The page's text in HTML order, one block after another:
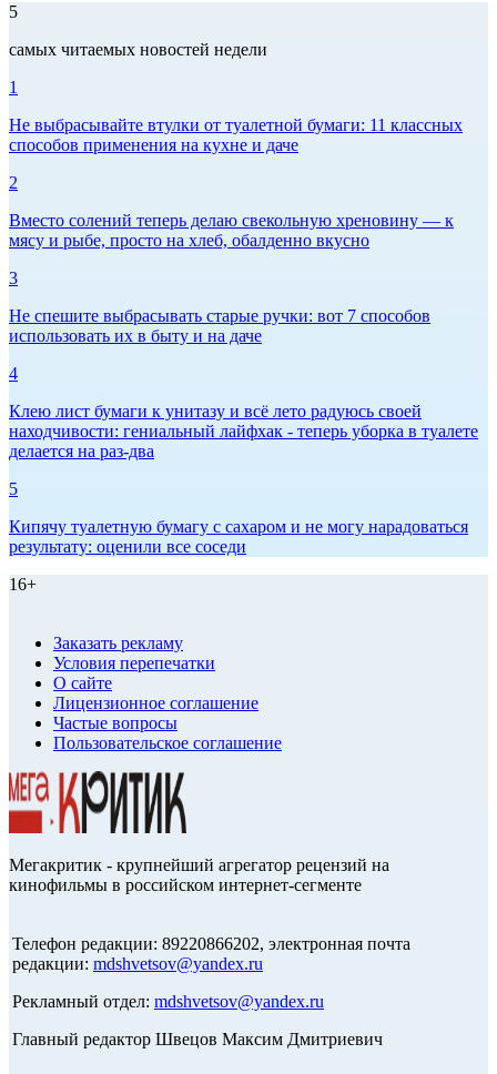
5
самых читаемых новостей недели
1
Не выбрасывайте втулки от туалетной бумаги: 11 классных
способов применения на кухне и даче
2
Вместо солений теперь делаю свекольную хреновину — к
мясу и рыбе, просто на хлеб, обалденно вкусно
3
Не спешите выбрасывать старые ручки: вот 7 способов
использовать их в быту и на даче
4
Клею лист бумаги к унитазу и всё лето радуюсь своей
находчивости: гениальный лайфхак - теперь уборка в туалете
делается на раз-два
5
Кипячу туалетную бумагу с сахаром и не могу нарадоваться
результату: оценили все соседи
16+
Заказать рекламу
Условия перепечатки
О сайте
Лицензионное соглашение
Частые вопросы
Пользовательское соглашение
Мегакритик - крупнейший агрегатор рецензий на
кинофильмы в российском интернет-сегменте
Телефон редакции: 89220866202, электронная почта
редакции: mdshvetsov@yandex.ru
Рекламный отдел: mdshvetsov@yandex.ru
Главный редактор Швецов Максим Дмитриевич